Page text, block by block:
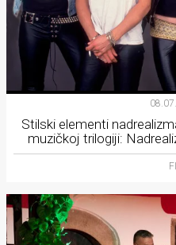
Stilski elementi
muzičkoj trilogiji: